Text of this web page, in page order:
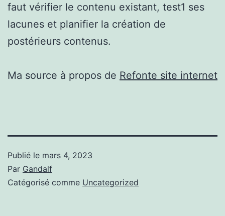
faut vérifier le contenu existant, test1 ses
lacunes et planifier la création de
postérieurs contenus.
Ma source à propos de Refonte site internet
Publié le mars 4, 2023
Par Gandalf
Catégorisé comme Uncategorized